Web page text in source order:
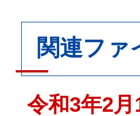
関連ファ
令和3年2